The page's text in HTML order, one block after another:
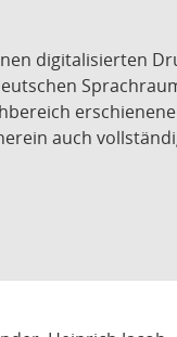
digitalisierten
auch